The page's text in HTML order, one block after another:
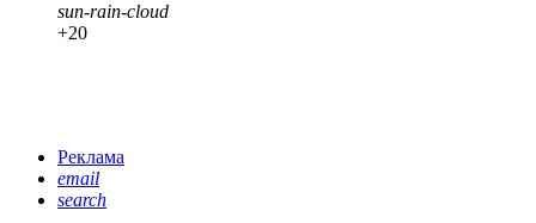
sun-rain-cloud
+20
Реклама
email
search